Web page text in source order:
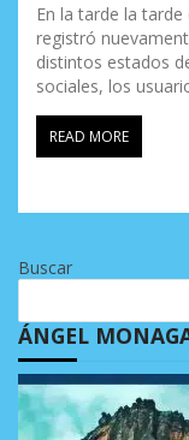
En la tarde la
registró
distintos estados
sociales, los
READ MORE
Buscar
ÁNGEL